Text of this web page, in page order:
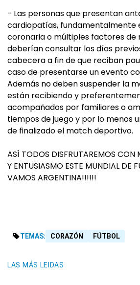
- Las personas que presentan
cardiopatías, fundamentalmente
coronaria o múltiples factores de
deberían consultar los días
cabecera a fin de que reciban
caso de presentarse un evento
Además no deben suspender la
están recibiendo y
acompañados por familiares o
tiempos de juego y por lo menos
de finalizado el match deportivo.
ASÍ TODOS DISFRUTAREMOS CON
Y ENTUSIASMO ESTE MUNDIAL DE
VAMOS ARGENTINA!!!!!!
TEMAS: CORAZÓN FÚTBOL
LAS MÁS LEIDAS